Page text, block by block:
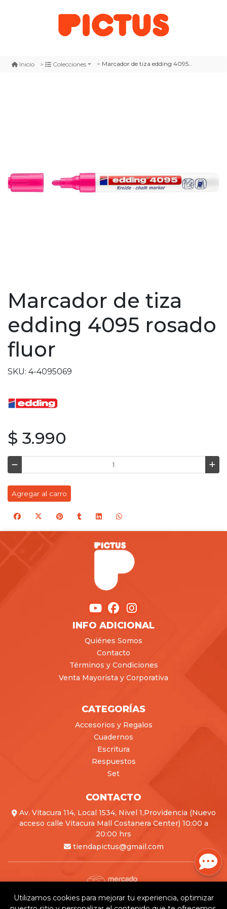
Inicio Colecciones Marcador de tiza edding 4095 rosado fluor
Marcador de tiza
edding 4095 rosado
fluor
SKU: 4-4095069
$ 3.990
Agregar al carro
INFO ADICIONAL
Quiénes Somos
Contacto
Términos y Condiciones
Venta Mayorista y Corporativa
CATEGORÍAS
Accesorios y Regalos
Cuadernos
Escritura
Respuestos
Set
CONTACTO
Av. Vitacura 114, Local 1534, Nivel 1,Providencia (Nuevo
acceso calle Vitacura Mall Costanera Center) 10:00 a
20:00 hrs
tiendapictus@gmail.com
Pictus © 2026
Utilizamos cookies para mejorar tu experiencia, optimizar